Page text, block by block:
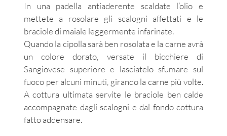
In una padella antiaderente scaldate l’olio e
mettete a rosolare gli scalogni affettati e le
braciole di maiale leggermente infarinate.
Quando la cipolla sarà ben rosolata e la carne avrà
un colore dorato, versate il bicchiere di
Sangiovese superiore e lasciatelo sfumare sul
fuoco per alcuni minuti, girando la carne più volte.
A cottura ultimata servite le braciole ben calde
accompagnate dagli scalogni e dal fondo cottura
fatto addensare.